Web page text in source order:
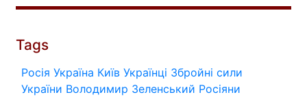
Tags
Росія Україна Київ Українці Збройні сили
України Володимир Зеленський Росіяни